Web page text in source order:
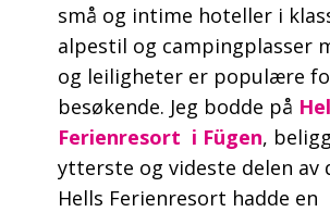
små og intime hoteller i
alpestil og campingplasser
og leiligheter er populære
besøkende. Jeg bodde på
Ferienresort i Fügen,
ytterste og videste delen av
Hells Ferienresort hadde en